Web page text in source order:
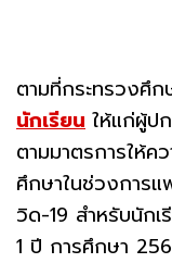
ตามที่กระทรวงศึก
นักเรียน ให้แก่ผู้ป
ตามมาตรการให้ค
ศึกษาในช่วงการแ
วิด-19 สำหรับนักเ
1 ปี การศึกษา